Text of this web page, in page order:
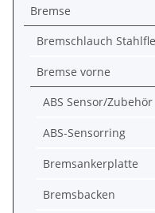
Bremse
Bremschlauch
Bremse vorne
ABS Sensor/Zubehör
ABS-Sensorring
Bremsankerplatte
Bremsbacken